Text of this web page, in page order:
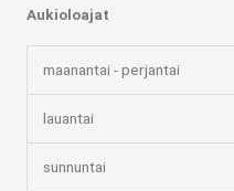
Aukioloajat
maanantai - perjantai
lauantai
sunnuntai